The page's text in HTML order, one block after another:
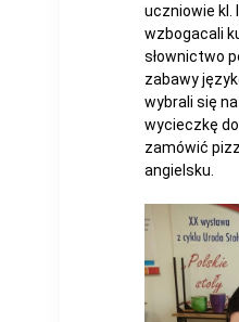
uczniowie kl.
wzbogacali
słownictwo
zabawy
wybrali się
wycieczkę
zamówić
angielsku.